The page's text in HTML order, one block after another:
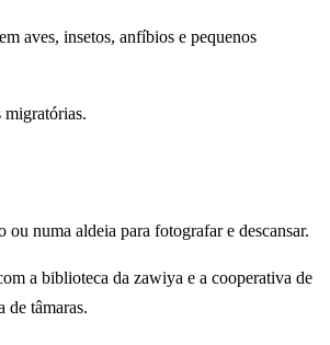
aves, insetos, anfíbios e pequenos
migratórias.
numa aldeia para fotografar e descansar.
a biblioteca da zawiya e a cooperativa de
de tâmaras.